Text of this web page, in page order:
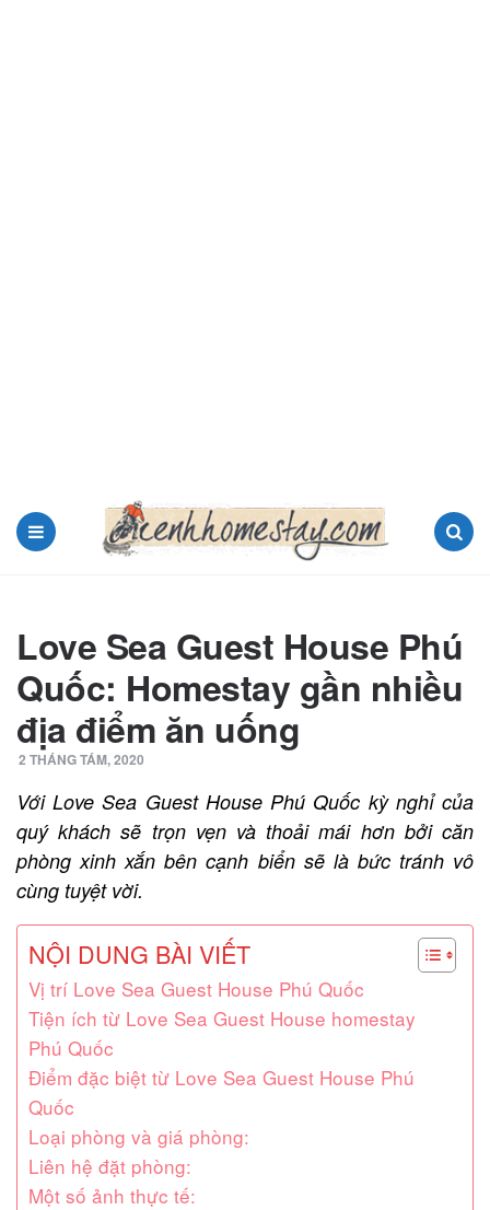
Love Sea Guest House Phú
Quốc: Homestay gần nhiều
địa điểm ăn uống
2 THÁNG TÁM, 2020
Với Love Sea Guest House Phú Quốc kỳ nghỉ của
quý khách sẽ trọn vẹn và thoải mái hơn bởi căn
phòng xinh xắn bên cạnh biển sẽ là bức tránh vô
cùng tuyệt vời.
NỘI DUNG BÀI VIẾT
Vị trí Love Sea Guest House Phú Quốc
Tiện ích từ Love Sea Guest House homestay
Phú Quốc
Điểm đặc biệt từ Love Sea Guest House Phú
Quốc
Loại phòng và giá phòng:
Liên hệ đặt phòng:
Một số ảnh thực tế: